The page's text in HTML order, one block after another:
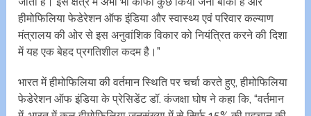
हीमोफिलिया फेडेरेशन ऑफ इंडिया और स्वास्थ्य एवं परिवार कल्याण
मंत्रालय की ओर से इस अनुवांशिक विकार को नियंत्रित करने की दिशा
में यह एक बेहद प्रगतिशील कदम है।”
भारत में हीमोफिलिया की वर्तमान स्थिति पर चर्चा करते हुए, हीमोफिलिया
फेडेरेशन ऑफ इंडिया के प्रेसिडेंट डॉ. कंजक्षा घोष ने कहा कि, “वर्तमान